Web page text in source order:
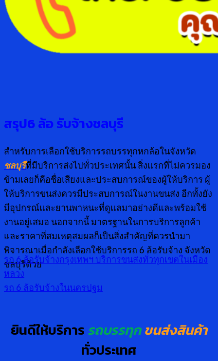
สรุป6 ล้อ รับจ้างชลบุรี
สำหรับการเลือกใช้บริการรถบรรทุกหกล้อในจังหวัด
ชลบุรีที่มีบริการส่งไปทั่วประเทศนั้น สิ่งแรกที่ไม่ควรมอง
ข้ามเลยก็คือชื่อเสียงและประสบการณ์ของผู้ให้บริการ ผู้
ให้บริการขนส่งควรมีประสบการณ์ในงานขนส่ง อีกทั้งยัง
มีอุปกรณ์และยานพาหนะที่ดูแลมาอย่างดีและพร้อมใช้
งานอยู่เสมอ นอกจากนี้ มาตรฐานในการบริการลูกค้า
และราคาที่สมเหตุสมผลก็เป็นสิ่งสำคัญที่ควรนำมา
พิจารณาเมื่อกำลังเลือกใช้บริการรถ 6 ล้อรับจ้าง จังหวัด
ชลบุรีด้วย
รถ 6 ล้อรับจ้างกรุงเทพฯ บริการขนส่งทั่วทุกเขตในเมือง
หลวง
รถ 6 ล้อรับจ้างในนครปฐม
ยินดีให้บริการรถบรรทุกขนส่งสินค้า
ทั่วประเทศ